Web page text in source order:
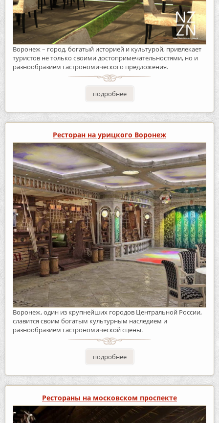
Воронеж – город, богатый историей и культурой, привлекает
туристов не только своими достопримечательностями, но и
разнообразием гастрономического предложения.
подробнее
Ресторан на урицкого Воронеж
Воронеж, один из крупнейших городов Центральной России,
славится своим богатым культурным наследием и
разнообразием гастрономической сцены.
подробнее
Рестораны на московском проспекте